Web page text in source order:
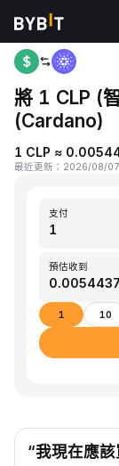
首頁 CLP to ADA
將 1 CLP (
(Cardano)
1 CLP ≈
最近更新 ： 2026/08/
支付
預估收到
1 10
“我現在應